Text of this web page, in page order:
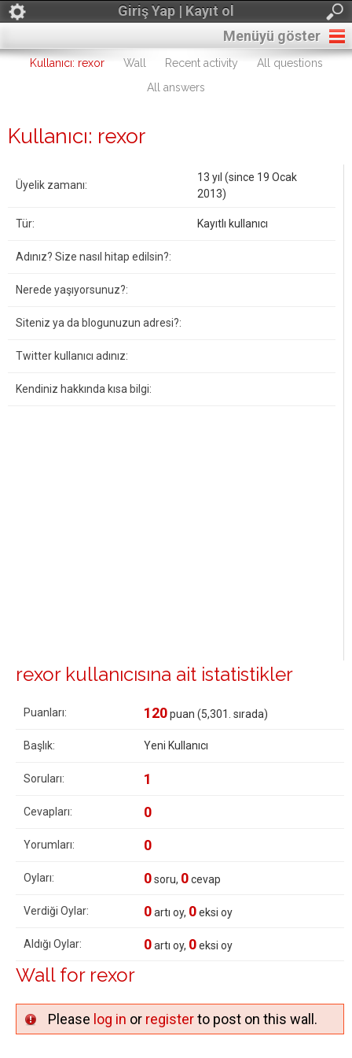
Giriş Yap | Kayıt ol
Menüyü göster
Kullanıcı: rexor Wall Recent activity
All questions
All answers
Kullanıcı: rexor
Üyelik zamanı:
13 yıl (since 19 Ocak
2013)
Tür: Kayıtlı kullanıcı
Adınız? Size nasıl hitap edilsin?:
Nerede yaşıyorsunuz?:
Siteniz ya da blogunuzun adresi?:
Twitter kullanıcı adınız:
Kendiniz hakkında kısa bilgi:
rexor kullanıcısına ait istatistikler
Puanları: 120puan (5,301 . sırada)
Başlık: Yeni Kullanıcı
Soruları: 1
Cevapları: 0
Yorumları: 0
Oyları: 0soru, 0cevap
Verdiği Oylar: 0artı oy, 0eksi oy
Aldığı Oylar: 0artı oy, 0eksi oy
Wall for rexor
Please log in or registerto post on this wall.